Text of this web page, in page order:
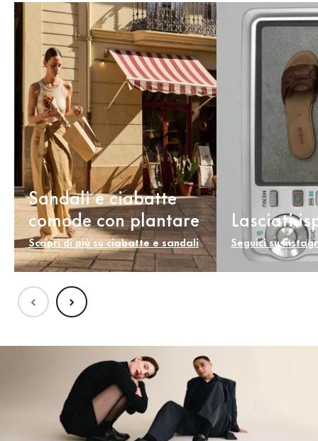
Sandali e ciabatte
comode con plantare
Scopri di più su ciabatte e sandali
Lasciati
Seguici su